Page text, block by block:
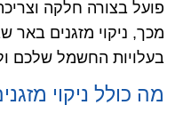
פועל בצורה חלקה
מכך, ניקוי מזגנים באר
בעלויות החשמל שלכם
מה כולל ניקוי